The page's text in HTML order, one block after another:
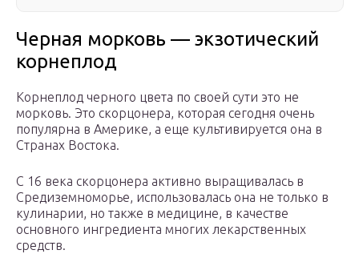
Черная морковь — экзотический
корнеплод
Корнеплод черного цвета по своей сути это не
морковь. Это скорцонера, которая сегодня очень
популярна в Америке, а еще культивируется она в
Странах Востока.
С 16 века скорцонера активно выращивалась в
Средиземноморье, использовалась она не только в
кулинарии, но также в медицине, в качестве
основного ингредиента многих лекарственных
средств.